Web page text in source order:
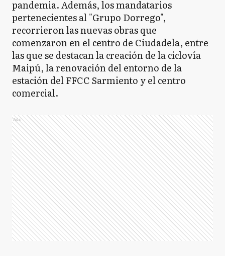
pandemia. Además, los mandatarios
pertenecientes al "Grupo Dorrego",
recorrieron las nuevas obras que
comenzaron en el centro de Ciudadela, entre
las que se destacan la creación de la ciclovía
Maipú, la renovación del entorno de la
estación del FFCC Sarmiento y el centro
comercial.
Ads